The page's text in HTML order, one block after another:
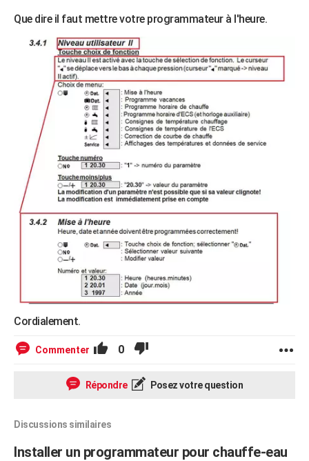
Que dire il faut mettre votre programmateur à l'heure.
Cordialement.
Commenter 0
Répondre Posez votre question
Discussions similaires
Installer un programmateur pour chauffe-eau